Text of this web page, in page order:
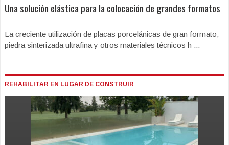
Una solución elástica para la colocación de grandes formatos
La creciente utilización de placas porcelánicas de gran formato,
piedra sinterizada ultrafina y otros materiales técnicos h ...
REHABILITAR EN LUGAR DE CONSTRUIR